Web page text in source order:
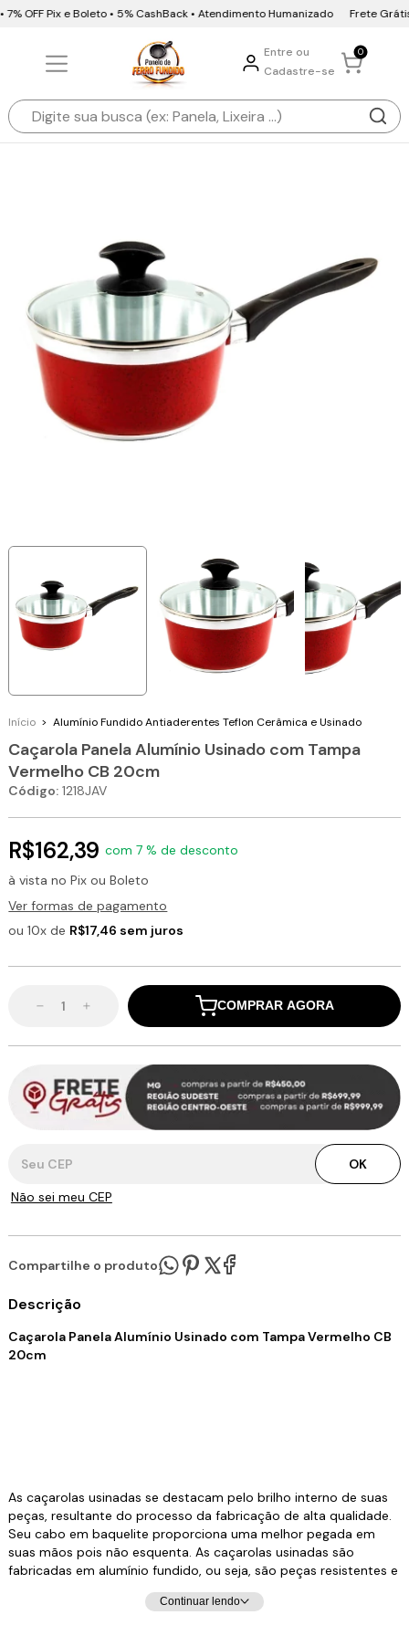
OFF Pix e Boleto • 5% CashBack • Atendimento Humanizado Frete Grátis
Entre ou
Cadastre-se
0
Início > Alumínio Fundido Antiaderentes Teflon Cerâmica e Usinado
Caçarola Panela Alumínio Usinado com Tampa
Vermelho CB 20cm
Código: 1218JAV
R$162,39 com 7 % de desconto
à vista no Pix ou Boleto
Ver formas de pagamento
ou 10x de R$17,46 sem juros
COMPRAR AGORA
OK
Não sei meu CEP
Compartilhe o produto:
Descrição
Caçarola Panela Alumínio Usinado com Tampa Vermelho CB
20cm
As caçarolas usinadas se destacam pelo brilho interno de suas
peças, resultante do processo da fabricação de alta qualidade.
Seu cabo em baquelite proporciona uma melhor pegada em
suas mãos pois não esquenta. As caçarolas usinadas são
fabricadas em alumínio fundido, ou seja, são peças resistentes e
de maior espessura. Esse material é muito popular por oferecer
um excelente custo benefício e por permitir um design versátil e
Continuar lendo